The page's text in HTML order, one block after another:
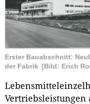
Erster Bauabschnitt:
der Fabrik [Bild: Erich
Vertriebsleistungen